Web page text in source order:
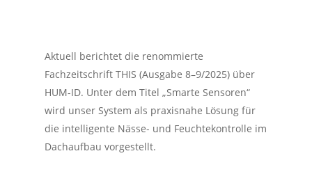
Aktuell berichtet die renommierte
Fachzeitschrift THIS (Ausgabe 8–9/2025) über
HUM-ID. Unter dem Titel „Smarte Sensoren“
wird unser System als praxisnahe Lösung für
die intelligente Nässe- und Feuchtekontrolle im
Dachaufbau vorgestellt.